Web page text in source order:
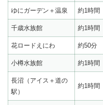
ゆにガーデン＋温泉 約1時間
千歳水族館 約1時間
花ロードえにわ 約50分
小樽水族館 約1時間
長沼（アイス＋道の
駅）
約1時間